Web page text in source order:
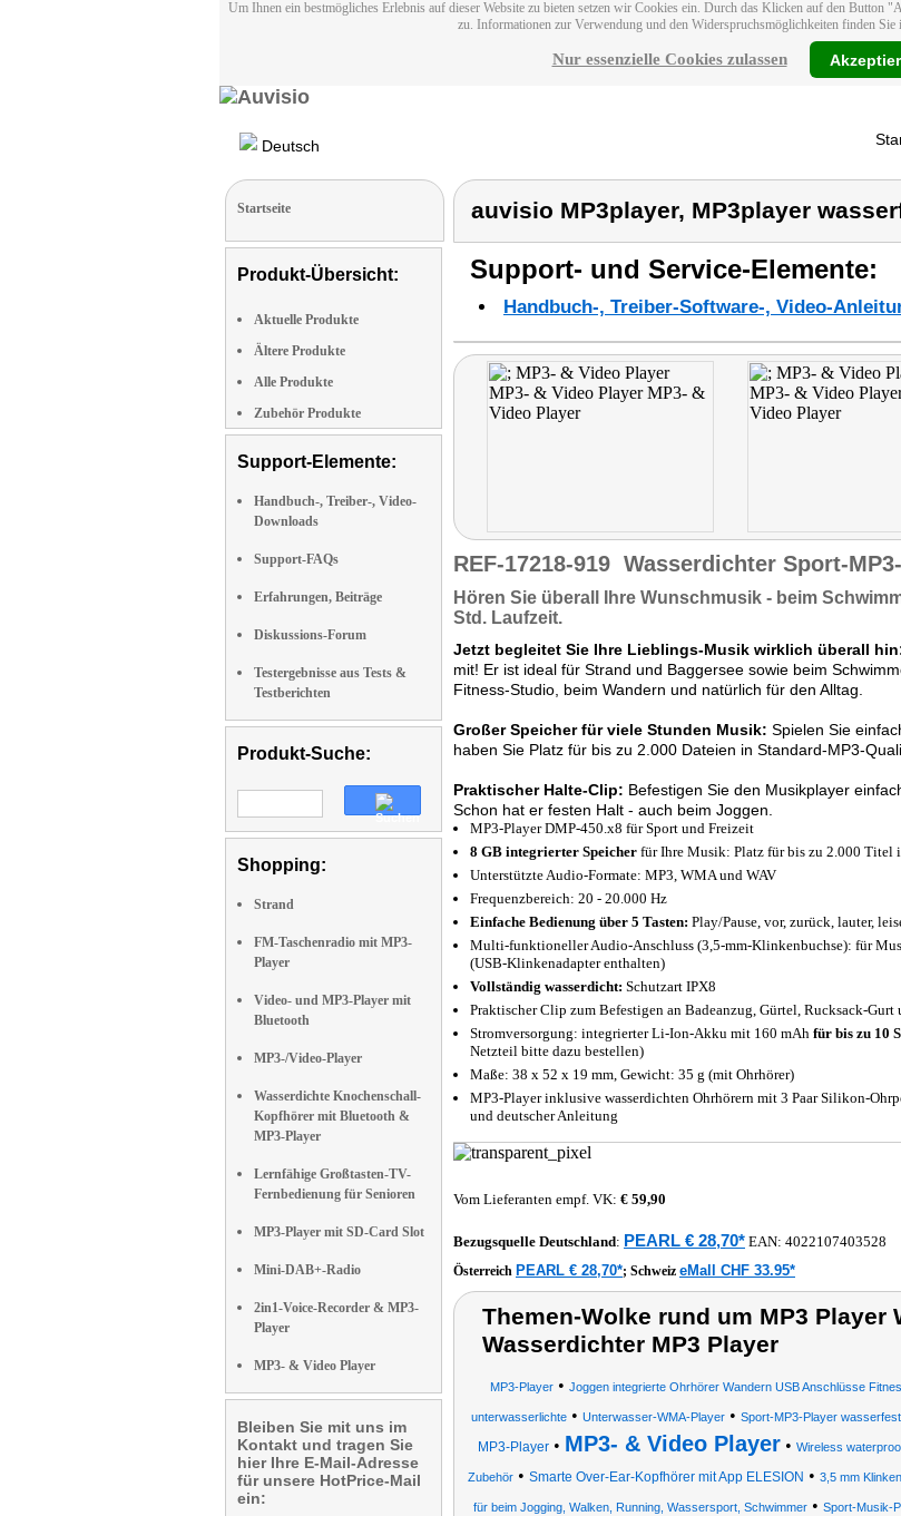
Um Ihnen ein bestmögliches Erlebnis auf dieser Website zu bieten setzen wir Cookies ein. Durch das Klicken auf den Button
zu. Informationen zur Verwendung und den Widerspruchsmöglichkeiten finden Sie
Nur essenzielle Cookies zulassen
Deutsch
Startseite
Produkt-Übersicht:
Aktuelle Produkte
Ältere Produkte
Alle Produkte
Zubehör Produkte
Support-Elemente:
Handbuch-, Treiber-, Video-
Downloads
Support-FAQs
Erfahrungen, Beiträge
Diskussions-Forum
Testergebnisse aus Tests &
Testberichten
Produkt-Suche:
Shopping:
Strand
FM-Taschenradio mit MP3-
Player
Video- und MP3-Player mit
Bluetooth
MP3-/Video-Player
Wasserdichte Knochenschall-
Kopfhörer mit Bluetooth &
MP3-Player
Lernfähige Großtasten-TV-
Fernbedienung für Senioren
MP3-Player mit SD-Card Slot
Mini-DAB+-Radio
2in1-Voice-Recorder & MP3-
Player
MP3- & Video Player
Bleiben Sie mit uns im
Kontakt und tragen Sie
hier Ihre E-Mail-Adresse
für unsere HotPrice-Mail
ein:
auvisio MP3player, MP3player
Support- und Service-Elemente:
Handbuch-, Treiber-Software-, Video-
REF-17218-919 Wasserdichter Sport-
Hören Sie überall Ihre Wunschmusik - beim
Std. Laufzeit.
Jetzt begleitet Sie Ihre Lieblings-Musik wirklich überall
mit! Er ist ideal für Strand und Baggersee sowie beim
Fitness-Studio, beim Wandern und natürlich für den Alltag.
Großer Speicher für viele Stunden Musik: Spielen Sie
haben Sie Platz für bis zu 2.000 Dateien in Standard-MP3-
Praktischer Halte-Clip: Befestigen Sie den Musikplayer
Schon hat er festen Halt - auch beim Joggen.
MP3-Player DMP-450.x8 für Sport und Freizeit
8 GB integrierter Speicher für Ihre Musik: Platz für bis zu 2.000 Titel
Unterstützte Audio-Formate: MP3, WMA und WAV
Frequenzbereich: 20 - 20.000 Hz
Einfache Bedienung über 5 Tasten: Play/Pause, vor, zurück, lauter,
Multi-funktioneller Audio-Anschluss (3,5-mm-Klinkenbuchse): für
(USB-Klinkenadapter enthalten)
Vollständig wasserdicht: Schutzart IPX8
Praktischer Clip zum Befestigen an Badeanzug, Gürtel, Rucksack-Gurt
Stromversorgung: integrierter Li-Ion-Akku mit 160 mAh für bis zu 10
Netzteil bitte dazu bestellen)
Maße: 38 x 52 x 19 mm, Gewicht: 35 g (mit Ohrhörer)
MP3-Player inklusive wasserdichten Ohrhörern mit 3 Paar Silikon-
und deutscher Anleitung
Vom Lieferanten empf. VK: € 59,90
Bezugsquelle Deutschland: PEARL € 28,70* EAN: 4022107403528
Österreich PEARL € 28,70*; Schweiz eMall CHF 33.95*
Themen-Wolke rund um MP3 Player
Wasserdichter MP3 Player
MP3-Player • Joggen integrierte Ohrhörer Wandern USB Anschlüsse
unterwasserlichte• Unterwasser-WMA-Player• Sport-MP3-Player wasserfest
MP3-Player • MP3- & Video Player • Wireless
Zubehör• Smarte Over-Ear-Kopfhörer mit App ELESION • 3,5 mm
für beim Jogging, Walken, Running, Wassersport, Schwimmer • Sport-Musik-